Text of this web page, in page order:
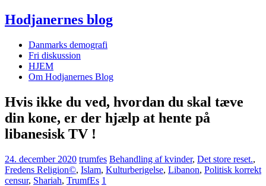
Hodjanernes blog
Danmarks demografi
Fri diskussion
HJEM
Om Hodjanernes Blog
Hvis ikke du ved, hvordan du skal tæve
din kone, er der hjælp at hente på
libanesisk TV !
24. december 2020 trumfes Behandling af kvinder, Det store reset.,
Fredens Religion©, Islam, Kulturberigelse, Libanon, Politisk korrekt
censur, Shariah, TrumfEs 1